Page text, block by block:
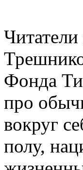
Фонда
про
вокруг
полу,